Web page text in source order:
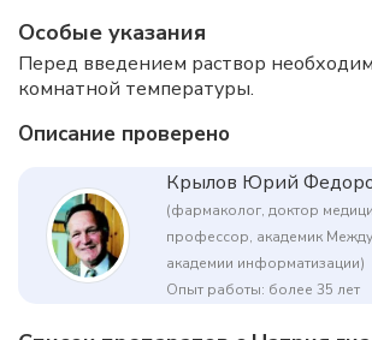
Особые указания
Перед введением раствор
комнатной температуры.
Описание проверено
Крылов Юрий
(фармаколог, доктор
профессор, академик
академии информатизации)
Опыт работы: более 35 лет